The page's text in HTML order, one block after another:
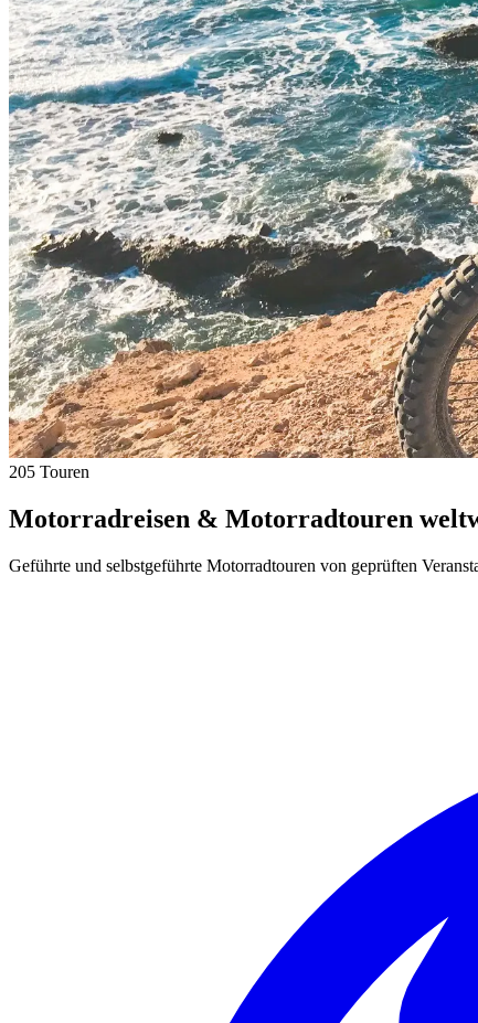
205 Touren
Motorradreisen & Motorradtouren
Geführte und selbstgeführte Motorradtouren von geprüften